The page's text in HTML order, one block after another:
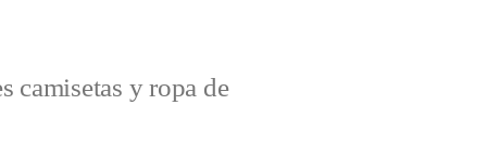
camisetas y ropa de